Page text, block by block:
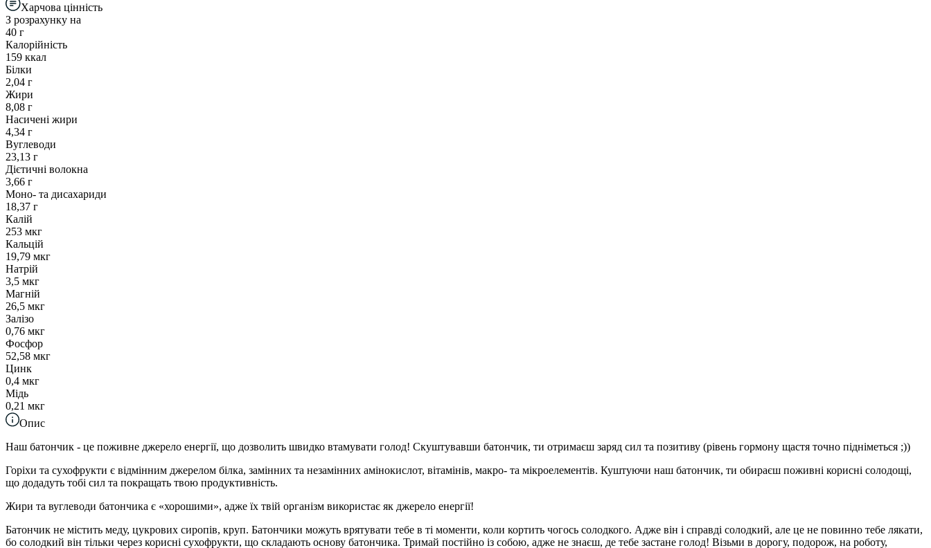
Харчова цінність
З розрахунку на
40 г
Калорійність
159 ккал
Білки
2,04 г
Жири
8,08 г
Насичені жири
4,34 г
Вуглеводи
23,13 г
Дієтичні волокна
3,66 г
Моно- та дисахариди
18,37 г
Калій
253 мкг
Кальцій
19,79 мкг
Натрій
3,5 мкг
Магній
26,5 мкг
Залізо
0,76 мкг
Фосфор
52,58 мкг
Цинк
0,4 мкг
Мідь
0,21 мкг
Опис
Наш батончик - це поживне джерело енергії, що дозволить швидко втамувати голод! Скуштувавши батончик, ти отримаєш заряд сил та позитиву (рівень гормону щастя точно підніметься ;))
Горіхи та сухофрукти є відмінним джерелом білка, замінних та незамінних амінокислот, вітамінів, макро- та мікроелементів. Куштуючи наш батончик, ти обираєш поживні корисні солодощі,
що додадуть тобі сил та покращать твою продуктивність.
Жири та вуглеводи батончика є «хорошими», адже їх твій організм використає як джерело енергії!
Батончик не містить меду, цукрових сиропів, круп. Батончики можуть врятувати тебе в ті моменти, коли кортить чогось солодкого. Адже він і справді солодкий, але це не повинно тебе лякати,
бо солодкий він тільки через корисні сухофрукти, що складають основу батончика. Тримай постійно із собою, адже не знаєш, де тебе застане голод! Візьми в дорогу, подорож, на роботу,